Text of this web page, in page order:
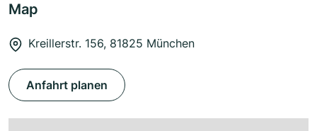
Map
Kreillerstr. 156, 81825 München
Anfahrt planen